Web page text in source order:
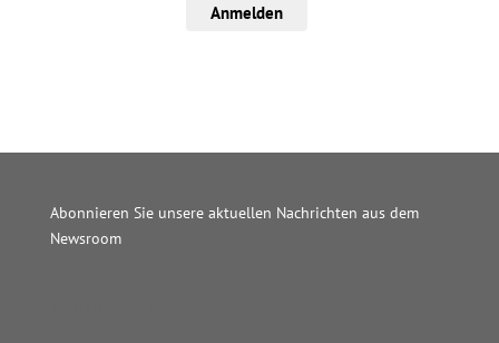
Anmelden
Abonnieren Sie unsere aktuellen Nachrichten aus dem
Newsroom